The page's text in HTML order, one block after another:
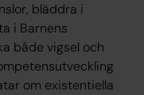
bläddra i
i Barnens
både vigsel och
om existentiella